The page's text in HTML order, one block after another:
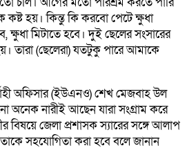
কষ্ট হয়। কিন্তু কি করবো পেটে ক্ষুধা
মিটাতে হবে। দুই ছেলের সংসারের
তারা (ছেলেরা) যতটুকু পারে আমাকে
অফিসার (ইউএনও) শেখ মেজবাহ উল
অনেক নারীই আছেন যারা সংগ্রাম করে
বিষয়ে জেলা প্রশাসক স্যারের সঙ্গে আলাপ
সহযোগিতা করা হবে বলে জানান